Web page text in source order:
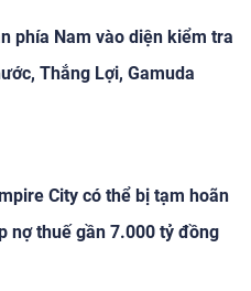
phía Nam vào diện kiểm tra
Thắng Lợi, Gamuda
City có thể bị tạm hoãn
nợ thuế gần 7.000 tỷ đồng